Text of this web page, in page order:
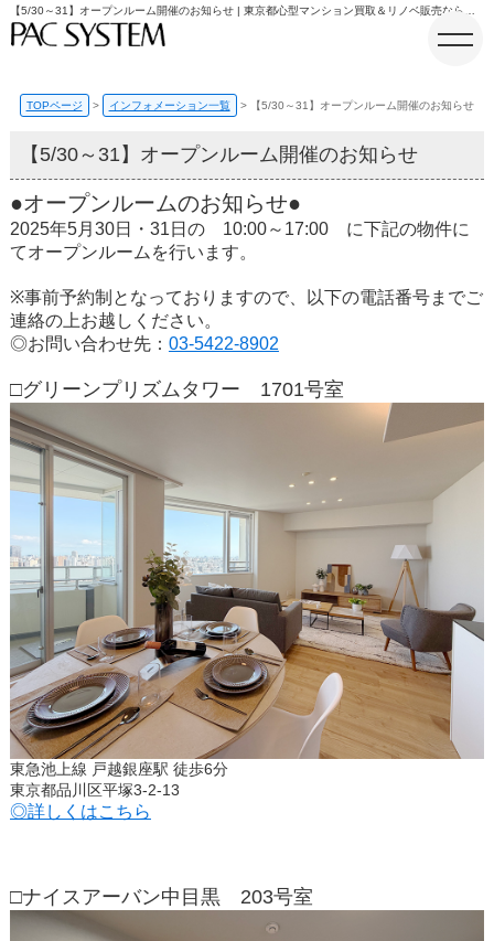
ホーム
TOPページ インフォメーション一覧 【5/30～31】オープンルーム開催のお知らせ
【5/30～31】オープンルーム開催のお知らせ
●オープンルームのお知らせ●
2025年5月30日・31日の 10:00～17:00 に下記の物件に
てオープンルームを行います。
※事前予約制となっておりますので、以下の電話番号までご
連絡の上お越しください。
◎お問い合わせ先： 03-5422-8902
□グリーンプリズムタワー 1701号室
東急池上線 戸越銀座駅 徒歩6分
東京都品川区平塚3-2-13
◎詳しくはこちら
□ナイスアーバン中目黒 203号室